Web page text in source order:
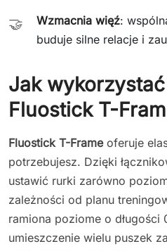
🤝 Wzmacnia więź:
buduje silne relacje i
Jak
Fluostick T-
Fluostick T-Frameoferuje
potrzebujesz. Dzięki
ustawić rurki zarówno
zależności od planu
ramiona poziome o
umieszczenie wielu puszek